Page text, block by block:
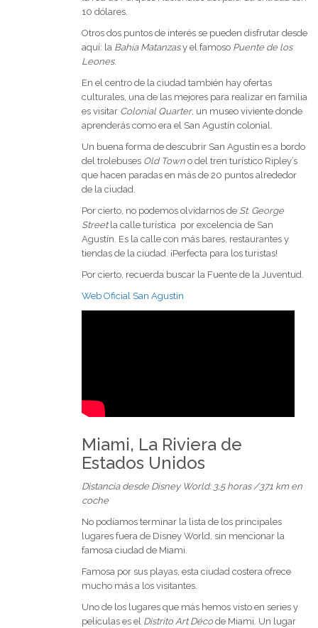
10 dólares.
Otros dos puntos de interés se pueden disfrutar desde
aquí: la Bahía Matanzasy el famoso Puente de los
Leones.
En el centro de la ciudad también hay ofertas
culturales, una de las mejores para realizar en familia
es visitar Colonial Quarter, un museo viviente donde
aprenderás como era el San Agustín colonial.
Un buena forma de descubrir San Agustín es a bordo
del trolebuses Old Town o del tren turístico Ripley’s
que hacen paradas en más de 20 puntos alrededor
de la ciudad.
Por cierto, no podemos olvidarnos de St. George
Streetla calle turística por excelencia de San
Agustín. Es la calle con más bares, restaurantes y
tiendas de la ciudad. ¡Perfecta para los turistas!
Por cierto, recuerda buscar la Fuente de la Juventud.
Web Oficial San Agustin
Miami, La Riviera de
Estados Unidos
Distancia desde Disney World: 3,5 horas /371 km en
coche
No podíamos terminar la lista de los principales
lugares fuera de Disney World, sin mencionar la
famosa ciudad de Miami.
Famosa por sus playas, esta ciudad costera ofrece
mucho más a los visitantes.
Uno de los lugares que más hemos visto en series y
películas es el Distrito Art Décode Miami. Un lugar